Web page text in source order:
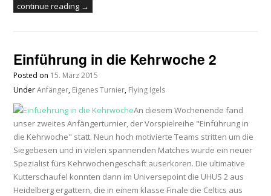
continue reading →
Einführung in die Kehrwoche 2
Posted on 15. März 2015
UnderAnfänger, Eigenes Turnier, Flying Igels
An diesem Wochenende fand
unser zweites Anfängerturnier, der Vorspielreihe "Einführung in
die Kehrwoche" statt. Neun hoch motivierte Teams stritten um die
Siegebesen und in vielen spannenden Matches wurde ein neuer
Spezialist fürs Kehrwochengeschäft auserkoren. Die ultimative
Kutterschaufel konnten dann im Universepoint die UHUS 2 aus
Heidelberg ergattern, die in einem klasse Finale die Celtics aus